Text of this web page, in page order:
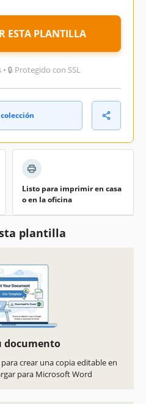
ESTA PLANTILLA
🔒 Protegido con SSL
Listo para imprimir en casa
o en la oficina
plantilla
documento
crear una copia editable en
para Microsoft Word